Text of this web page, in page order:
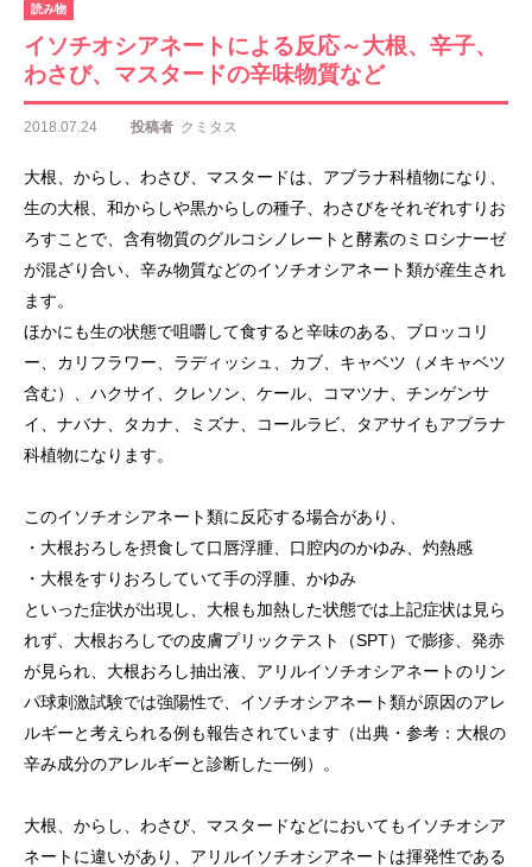
読み物
イソチオシアネートによる反応～大根、辛子、
わさび、マスタードの辛味物質など
2018.07.24 投稿者 クミタス
大根、からし、わさび、マスタードは、アブラナ科植物になり、
生の大根、和からしや黒からしの種子、わさびをそれぞれすりお
ろすことで、含有物質のグルコシノレートと酵素のミロシナーゼ
が混ざり合い、辛み物質などのイソチオシアネート類が産生され
ます。
ほかにも生の状態で咀嚼して食すると辛味のある、ブロッコリ
ー、カリフラワー、ラディッシュ、カブ、キャベツ（メキャベツ
含む）、ハクサイ、クレソン、ケール、コマツナ、チンゲンサ
イ、ナバナ、タカナ、ミズナ、コールラビ、タアサイもアブラナ
科植物になります。
このイソチオシアネート類に反応する場合があり、
・大根おろしを摂食して口唇浮腫、口腔内のかゆみ、灼熱感
・大根をすりおろしていて手の浮腫、かゆみ
といった症状が出現し、大根も加熱した状態では上記症状は見ら
れず、大根おろしでの皮膚プリックテスト（SPT）で膨疹、発赤
が見られ、大根おろし抽出液、アリルイソチオシアネートのリン
パ球刺激試験では強陽性で、イソチオシアネート類が原因のアレ
ルギーと考えられる例も報告されています（出典・参考：大根の
辛み成分のアレルギーと診断した一例）。
大根、からし、わさび、マスタードなどにおいてもイソチオシア
ネートに違いがあり、アリルイソチオシアネートは揮発性である